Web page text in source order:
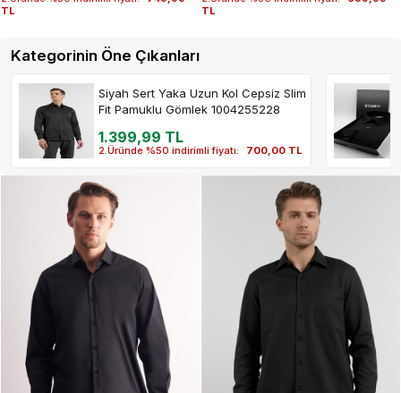
TL
TL
Kategorinin Öne Çıkanları
Siyah Sert Yaka Uzun Kol Cepsiz Slim
Fit Pamuklu Gömlek 1004255228
1.399,99 TL
2.Üründe %50 indirimli fiyatı: 700,00 TL